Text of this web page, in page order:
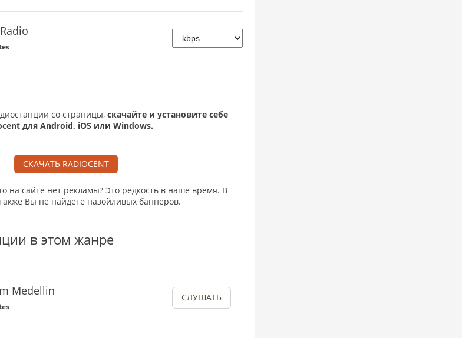
со страницы, скачайте и установите себе
для Android, iOS или Windows.
СКАЧАТЬ RADIOCENT
на сайте нет рекламы? Это редкость в наше время. В
Вы не найдете назойливых баннеров.
в этом жанре
Medellin СЛУШАТЬ